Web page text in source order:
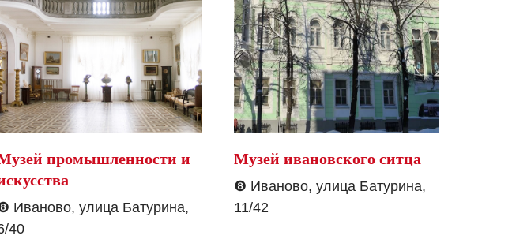
промышленности и
Иваново, улица Батурина,
40
Музей ивановского ситца
❽ Иваново, улица Батурина,
11/42